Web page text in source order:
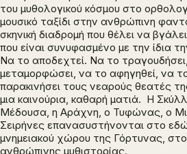
του μυθολογικού κόσμου στο
μουσικό ταξίδι στην ανθρώπινη
σκηνική διαδρομή που θέλει να
που είναι συνυφασμένο με την ίδια
Να το αποδεχτεί. Να το
μεταμορφώσει, να το αφηγηθεί, να
παρακινήσει τους νεαρούς θεατές
μια καινούρια, καθαρή ματιά. Η
Μέδουσα, η Αράχνη, ο Τυφώνας, ο
Σειρήνες επανασυστήνονται στο
μνημειακού χώρου της Γόρτυνας,
ανθρώπινης μυθιστορίας.